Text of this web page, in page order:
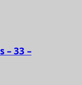
– 33 –